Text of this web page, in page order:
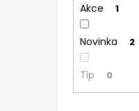
Akce 1
Novinka 2
Tip 0